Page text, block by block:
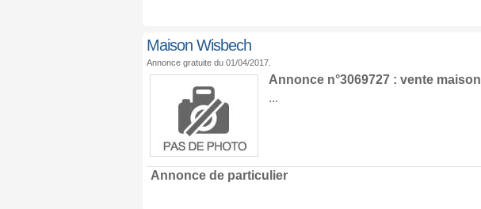
Maison Wisbech
Annonce gratuite du 01/04/2017.
Annonce n°3069727 : vente maison
...
Annonce de particulier